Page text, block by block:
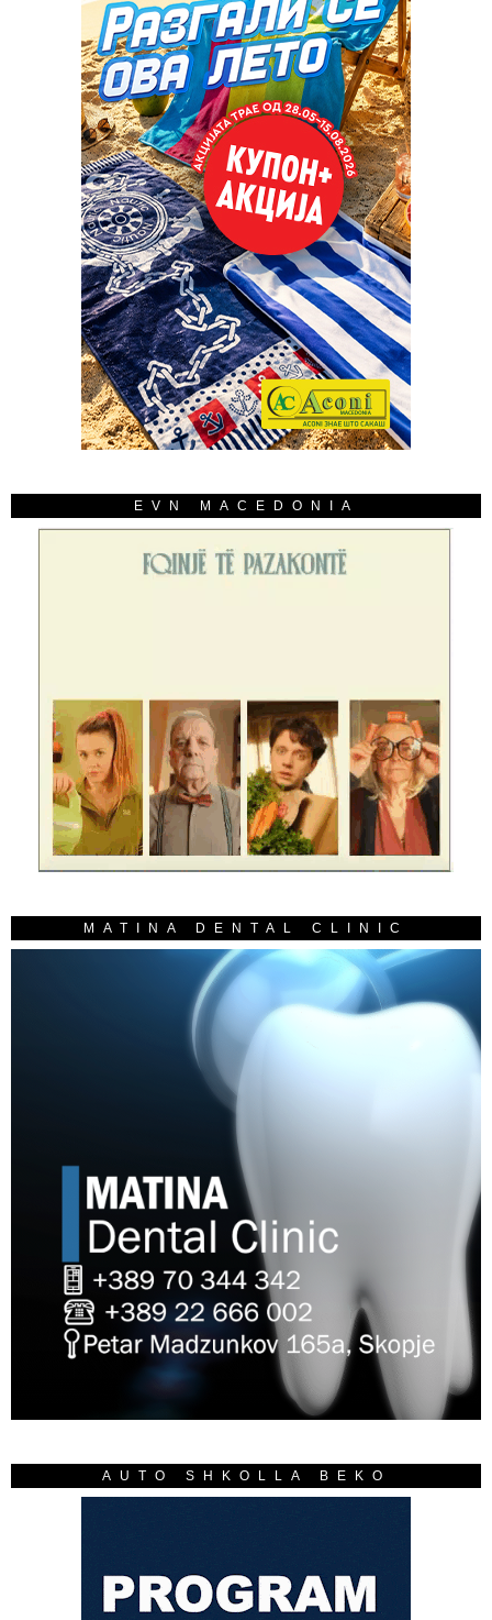
EVN MACEDONIA
MATINA DENTAL CLINIC
AUTO SHKOLLA BEKO